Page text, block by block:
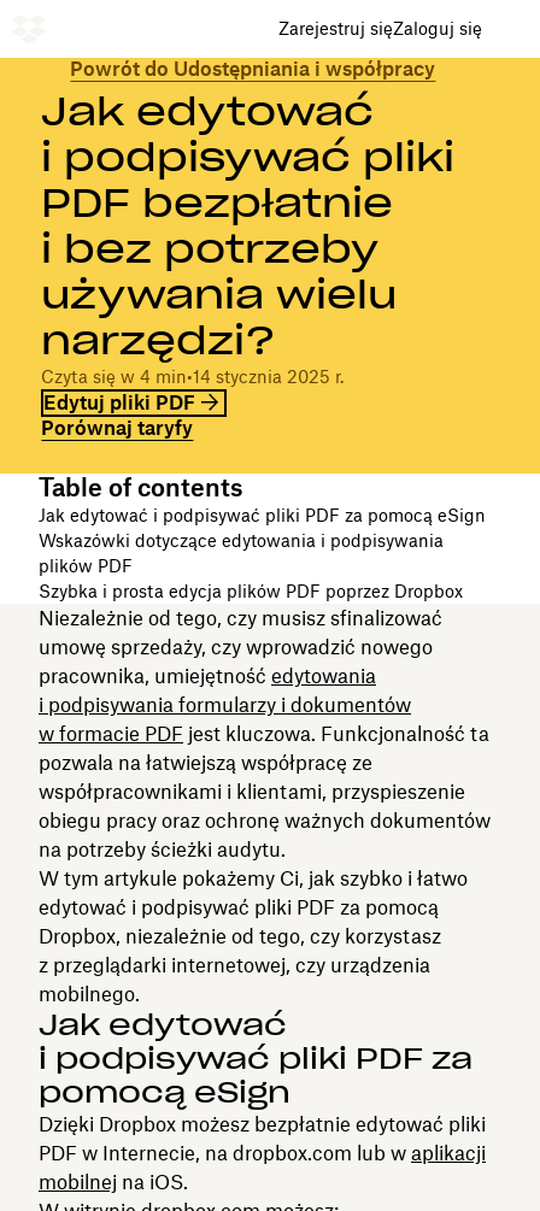
Zarejestruj sięZaloguj się
Powrót do Udostępniania i współpracy
Jak edytować
i podpisywać pliki
PDF bezpłatnie
i bez potrzeby
używania wielu
narzędzi?
Czyta się w 4 min•14 stycznia 2025 r.
Edytuj pliki PDF
Porównaj taryfy
Table of contents
Jak edytować i podpisywać pliki PDF za pomocą eSign
Wskazówki dotyczące edytowania i podpisywania
plików PDF
Szybka i prosta edycja plików PDF poprzez Dropbox
Niezależnie od tego, czy musisz sfinalizować
umowę sprzedaży, czy wprowadzić nowego
pracownika, umiejętność edytowania
i podpisywania formularzy i dokumentów
w formacie PDF jest kluczowa. Funkcjonalność ta
pozwala na łatwiejszą współpracę ze
współpracownikami i klientami, przyspieszenie
obiegu pracy oraz ochronę ważnych dokumentów
na potrzeby ścieżki audytu.
W tym artykule pokażemy Ci, jak szybko i łatwo
edytować i podpisywać pliki PDF za pomocą
Dropbox, niezależnie od tego, czy korzystasz
z przeglądarki internetowej, czy urządzenia
mobilnego.
Jak edytować
i podpisywać pliki PDF za
pomocą eSign
Dzięki Dropbox możesz bezpłatnie edytować pliki
PDF w Internecie, na dropbox.com lub w aplikacji
mobilnej na iOS.